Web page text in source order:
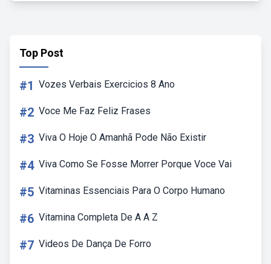
Top Post
#1 Vozes Verbais Exercicios 8 Ano
#2 Voce Me Faz Feliz Frases
#3 Viva O Hoje O Amanhã Pode Não Existir
#4 Viva Como Se Fosse Morrer Porque Voce Vai
#5 Vitaminas Essenciais Para O Corpo Humano
#6 Vitamina Completa De A A Z
#7 Videos De Dança De Forro